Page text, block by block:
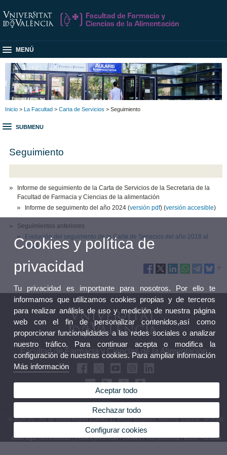
MENÚ
Inicio > La Facultad > Carta de Servicios > Seguimiento
SUBMENU
Seguimiento
Informe de seguimiento de la Carta de Servicios de la Secretaria de la
Facultad de Farmacia y Ciencias de la alimentación
Informe de seguimento del año 2024 (versión pdf) (versión accesible)
Seguimientos anteriores
Evolución del seguimento de la Carta de Servicios del año 2018 al
2024
Facultad de Farmacia y Ciencias de la Alimentación
© 2026 UV. - Av. de Vicent Andrés Estellés 22 46100 Burjassot. Valencia. España. Tel (+34)
963 86 41 00
Aviso legal|Accesibilidad|Política privacidad|Cookies|Transparencia|Buzón Facultad
Cookies y política de
privacidad
Tu privacidad es importante para nosotros. Por ello te
informamos que utilizamos cookies propias y de terceros
para realizar análisis de uso y medición de nuestra página
web con el fin de personalizar contenidos,así como
proporcionar funcionalidades a las redes sociales o analizar
nuestro tráfico. Para continuar acepta o modifica la
configuración de nuestras cookies. Para ampliar información
Más información
Aceptar todo
Rechazar todo
Configurar cookies